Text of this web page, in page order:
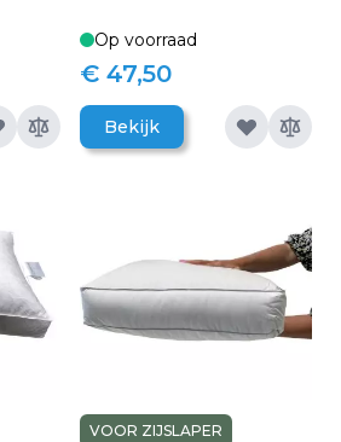
Op voorraad
€ 47,50
Bekijk
VOOR ZIJSLAPER